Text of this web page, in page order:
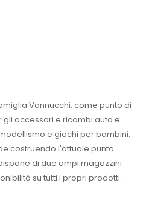
Vannucchi, come punto di
accessori e ricambi auto e
e giochi per bambini.
costruendo l'attuale punto
di due ampi magazzini
su tutti i propri prodotti.